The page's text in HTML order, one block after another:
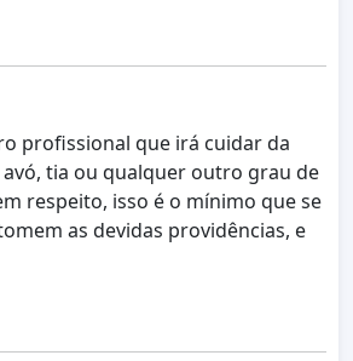
profissional que irá cuidar da
avó, tia ou qualquer outro grau de
respeito, isso é o mínimo que se
as devidas providências, e